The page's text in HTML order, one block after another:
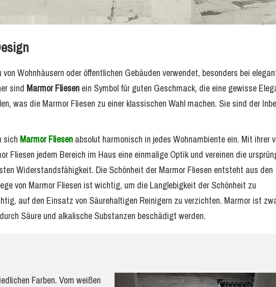
Wohnhäusern oder öffentlichen Gebäuden verwendet, besonders bei
sind Marmor Fliesenein Symbol für guten Geschmack, die eine gewisse
was die Marmor Fliesen zu einer klassischen Wahl machen. Sie sind der
sich Marmor Fliesenabsolut harmonisch in jedes Wohnambiente ein. Mit ihrer
Fliesen jedem Bereich im Haus eine einmalige Optik und vereinen die
Widerstandsfähigkeit. Die Schönheit der Marmor Fliesen entsteht aus den
von Marmor Fliesen ist wichtig, um die Langlebigkeit der Schönheit zu
auf den Einsatz von Säurehaltigen Reinigern zu verzichten. Marmor ist
Säure und alkalische Substanzen beschädigt werden.
Farben. Vom weißen